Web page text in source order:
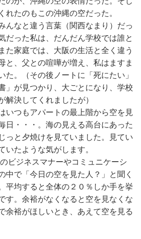
れたのもこの沖縄の空だった。
んなと違う言葉（関西なまり）だっ
だった私は、だんだん学校では誰と
た家庭では、大阪の生活と全く違う
と、父との喧嘩が増え、私はますま
た。（その後ノートに「死にたい」
」が見つかり、大ごとになり、学校
解決してくれましたが）
いつもアパートの最上階から空を見
日・・・。海の見える高台にあった
っと夕焼けを見ていました。見てい
いたような気がします。
ビジネスマナーやコミュニケーシ
中で「今日の空を見た人？」と聞く
平均すると全体の２０％しか手を挙
す。余裕がなくなると空を見なくな
余裕がほしいとき、あえて空を見る